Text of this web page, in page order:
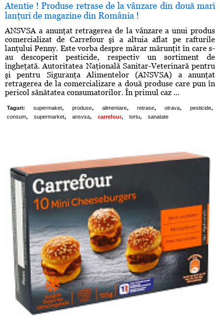
Atentie ! Produse retrase de la vânzare din două mari
lanţuri de magazine din România !
ANSVSA a anunţat retragerea de la vânzare a unui produs
comercializat de Carrefour şi a altuia aflat pe rafturile
lanţului Penny. Este vorba despre mărar mărunţit în care s-
au descoperit pesticide, respectiv un sortiment de
îngheţată. Autoritatea Naţională Sanitar-Veterinară pentru
şi pentru Siguranţa Alimentelor (ANSVSA) a anunţat
retragerea de la comercializare a două produse care pun în
pericol sănătatea consumatorilor. În primul caz ...
Taguri: supermaket, produse, alimentare, retrase, otrava, pesticide,
consum, supermarket, ansvsa, carrefour, tortu, sanatate